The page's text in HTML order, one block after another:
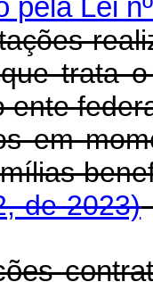
pela Lei
trata
ente
em
de 2023)